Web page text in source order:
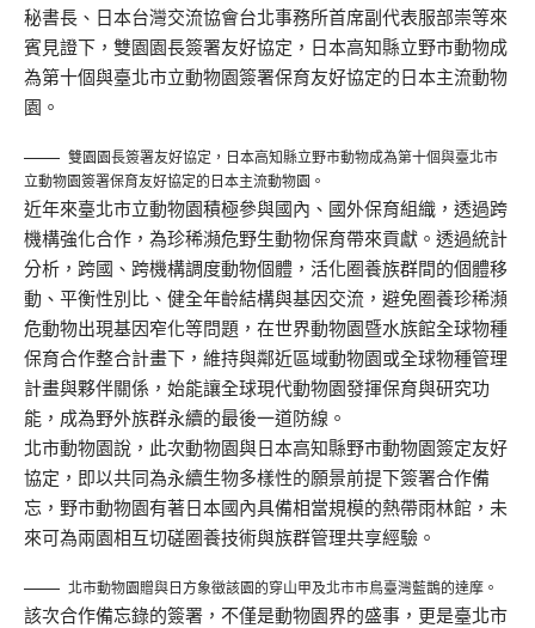
秘書長、日本台灣交流協會台北事務所首席副代表服部崇等來
賓見證下，雙園園長簽署友好協定，日本高知縣立野市動物成
為第十個與臺北市立動物園簽署保育友好協定的日本主流動物
園。
雙園園長簽署友好協定，日本高知縣立野市動物成為第十個與臺北市
立動物園簽署保育友好協定的日本主流動物園。
近年來臺北市立動物園積極參與國內、國外保育組織，透過跨
機構強化合作，為珍稀瀕危野生動物保育帶來貢獻。透過統計
分析，跨國、跨機構調度動物個體，活化圈養族群間的個體移
動、平衡性別比、健全年齡結構與基因交流，避免圈養珍稀瀕
危動物出現基因窄化等問題，在世界動物園暨水族館全球物種
保育合作整合計畫下，維持與鄰近區域動物園或全球物種管理
計畫與夥伴關係，始能讓全球現代動物園發揮保育與研究功
能，成為野外族群永續的最後一道防線。
北市動物園說，此次動物園與日本高知縣野市動物園簽定友好
協定，即以共同為永續生物多樣性的願景前提下簽署合作備
忘，野市動物園有著日本國內具備相當規模的熱帶雨林館，未
來可為兩園相互切磋圈養技術與族群管理共享經驗。
北市動物園贈與日方象徵該園的穿山甲及北市市鳥臺灣藍鵲的達摩。
該次合作備忘錄的簽署，不僅是動物園界的盛事，更是臺北市